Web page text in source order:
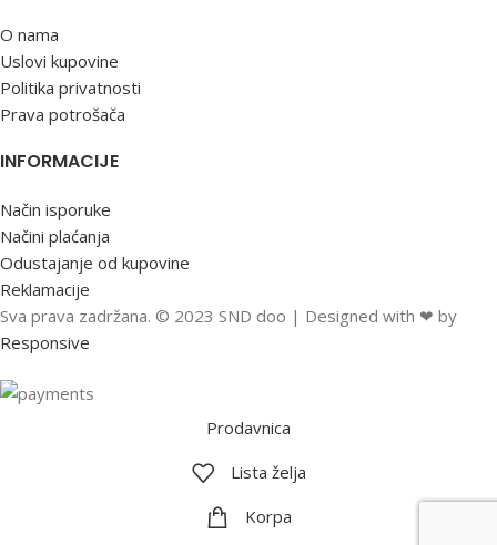
O nama
Uslovi kupovine
Politika privatnosti
Prava potrošača
INFORMACIJE
Način isporuke
Načini plaćanja
Odustajanje od kupovine
Reklamacije
Sva prava zadržana. © 2023 SND doo | Designed with ❤ by
Responsive
Prodavnica
Lista želja
Korpa